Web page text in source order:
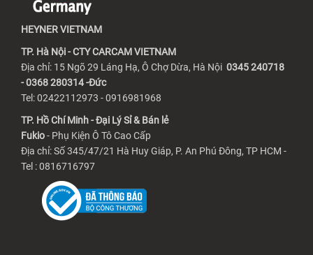
HEYNER VIETNAM
TP. Hà Nội - CTY CARCAM VIETNAM
Địa chỉ: 15 Ngõ 29 Láng Hạ, Ô Chợ Dừa, Hà Nội 0345 240718
- 0368 280314 -Đức
Tel: 02422112973 - 0916981968
TP. Hồ Chí Minh - Đại Lý Sỉ & Bán lẻ
Fukio- Phụ Kiện Ô Tô Cao Cấp
Địa chỉ: Số 345/47/21 Hà Huy Giáp, P. An Phú Đông, TP HCM -
Tel : 0816716797